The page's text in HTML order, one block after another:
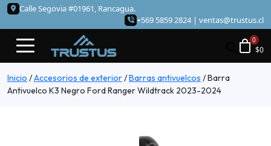
Calle Segovia #01961, Rancagua.
+569 5859 2824 | ventas@trustus.cl
$0
Inicio /Accesorios de exterior/Barras antivuelcos /Barra
Antivuelco K3 Negro Ford Ranger Wildtrack 2023-2024